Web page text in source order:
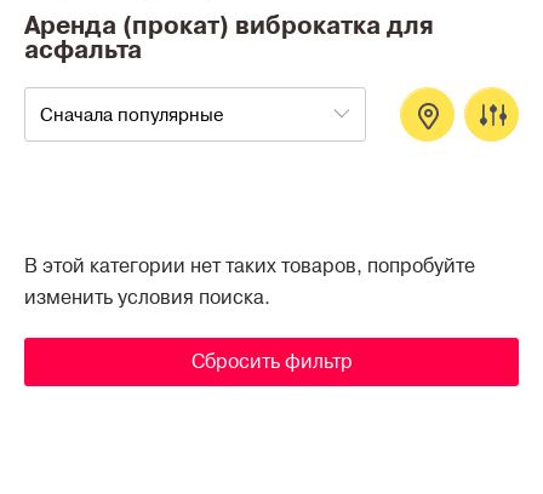
Аренда (прокат) виброкатка для
асфальта
Сначала популярные
В этой категории нет таких товаров, попробуйте
изменить условия поиска.
Сбросить фильтр